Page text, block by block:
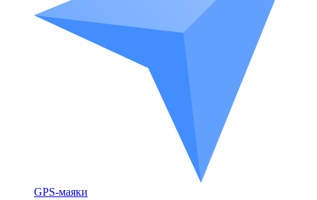
GPS-маяки